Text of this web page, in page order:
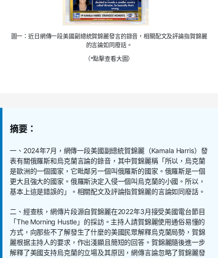
圖一：近日網傳一段美國副總統賀錦麗發言的錄音，相關配文及評論指賀錦麗
的言論如同廢話。
（*點擊查看大圖）
摘要：
一、 2024年7月，網傳一段美國副總統賀錦麗（Kamala Harris）發
表有關俄羅斯和烏克蘭言論的錄音，其中賀錦麗稱「所以，烏克蘭
是歐洲的一個國家，它毗鄰另一個叫俄羅斯的國家。俄羅斯是一個
更大且強大的國家。俄羅斯決定入侵一個叫烏克蘭的小國。所以，
基本上這是錯誤的」。相關配文及評論指賀錦麗的言論如同廢話。
二、經查核，網傳片段源自賀錦麗在2022年3月接受美國電台節目
「The Morning Hustle」的採訪。主持人請賀錦麗使用通俗易懂的
方式，向那些不了解發生了什麼的美國民眾解釋烏克蘭局勢，賀錦
麗根据主持人的要求，作出淺顯且簡短的回答。賀錦麗隨後進一步
解釋了美國支持烏克蘭的立場及其原因，網傳言論忽略了賀錦麗發